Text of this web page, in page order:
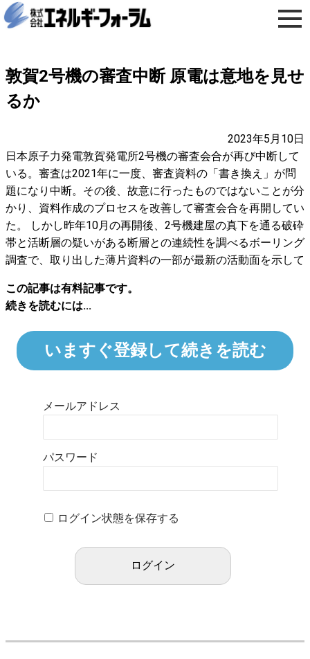
敦賀2号機の審査中断 原電は意地を見せ
るか
2023年5月10日
日本原子力発電敦賀発電所2号機の審査会合が再び中断して
いる。審査は2021年に一度、審査資料の「書き換え」が問
題になり中断。その後、故意に行ったものではないことが分
かり、資料作成のプロセスを改善して審査会合を再開してい
た。 しかし昨年10月の再開後、2号機建屋の真下を通る破砕
帯と活断層の疑いがある断層との連続性を調べるボーリング
調査で、取り出した薄片資料の一部が最新の活動面を示して
この記事は有料記事です。
続きを読むには...
いますぐ登録して続きを読む
メールアドレス
パスワード
ログイン状態を保存する